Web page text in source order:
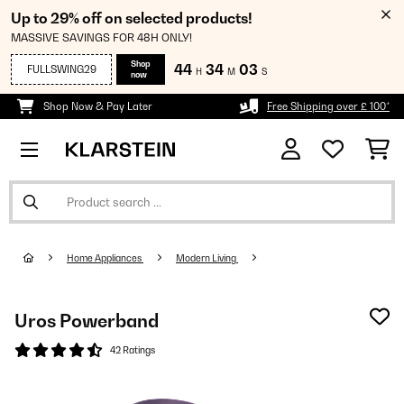
Up to 29% off on selected products!
MASSIVE SAVINGS FOR 48H ONLY!
FULLSWING29
Shop
now
44 H 34 M 02 S
Shop Now & Pay Later Free Shipping over £ 100*
Home Appliances Modern Living
Uros Powerband
42 Ratings